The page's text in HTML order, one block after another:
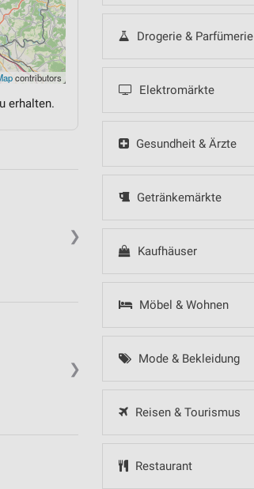
Drogerie & Parfümerie
Elektromärkte
Gesundheit & Ärzte
Getränkemärkte
Kaufhäuser
Möbel & Wohnen
Mode & Bekleidung
Reisen & Tourismus
Restaurant
contributors
erhalten.
❯
❯